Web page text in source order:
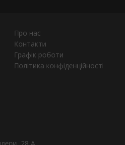
Про нас
Контакти
Графік роботи
Політика конфіденційності